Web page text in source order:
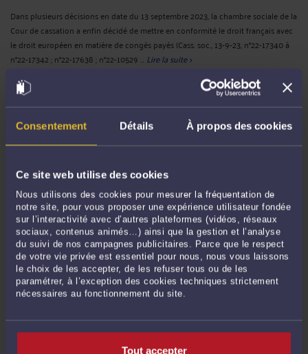
Consentement Détails À propos des cookies
Ce site web utilise des cookies
Nous utilisons des cookies pour mesurer la fréquentation de
notre site, pour vous proposer une expérience utilisateur fondée
sur l’interactivité avec d’autres plateformes (vidéos, réseaux
sociaux, contenus animés…) ainsi que la gestion et l’analyse
du suivi de nos campagnes publicitaires. Parce que le respect
de votre vie privée est essentiel pour nous, nous vous laissons
le choix de les accepter, de les refuser tous ou de les
paramétrer, à l’exception des cookies techniques strictement
nécessaires au fonctionnement du site.
Tout accepter
Dans plusieurs décisions en date du 13 septembre 2023, la chambre sociale de la
Cour de cassation a enfin décidé de mettre en conformité le droit français avec
le droit européen en matière de congés payés (Cass. soc., 13-9-23, n°22-17340 à
n°22-17342 ; n°22-17638 ; n°22-10529 ... Lire la suite >
PAS D'ABSENCE INJUSTIFIÉE SANS VISITE DE REPRISE APRÈS UN
ARRÊT DE TRAVAIL
ParJean-Philippe SCHMITT le 03/09/2023
C’est une mise au point bienvenue de la Cour de cassation. Dans cette affaire, le
salarié attendait d’être vu par le médecin du travail après un arrêt de travail de
son employeur de justifier son absence auxquelles le salarié ...Lire la suite >